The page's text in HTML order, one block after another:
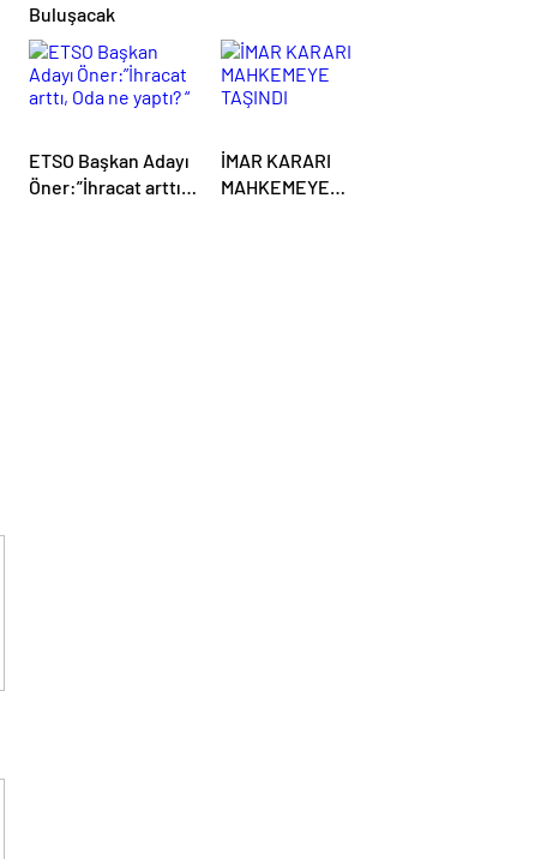
Buluşacak
ETSO Başkan Adayı
Öner:”İhracat arttı,
İMAR KARARI
MAHKEMEYE